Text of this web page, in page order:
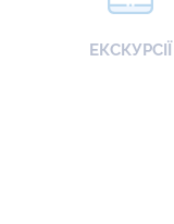
ЕКСКУРСІЇ